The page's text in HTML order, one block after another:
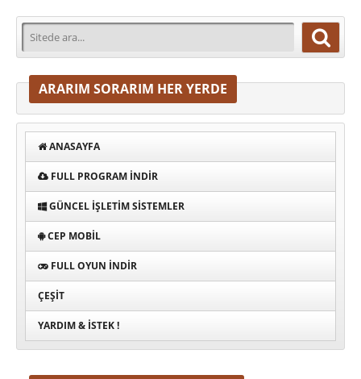
ARARIM SORARIM HER YERDE
ANASAYFA
FULL PROGRAM INDIR
GÜNCEL İŞLETIM SISTEMLER
CEP MOBIL
FULL OYUN İNDIR
ÇEŞIT
YARDIM & İSTEK !